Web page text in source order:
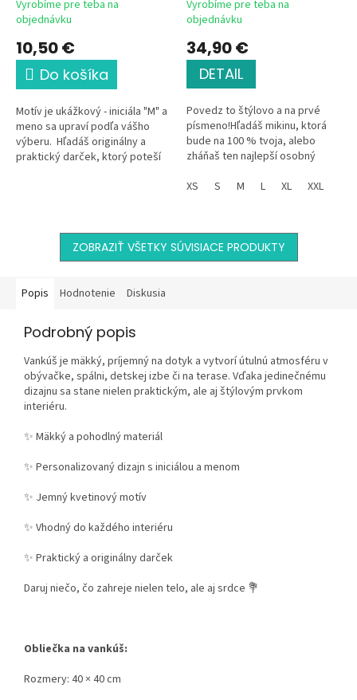
Vyrobíme pre teba na
objednávku
10,50 €
Do košíka
Motív je ukážkový - iniciála "M" a
meno sa upraví podľa vášho
výberu. Hľadáš originálny a
praktický darček, ktorý poteší
Vyrobíme pre teba na
objednávku
34,90 €
DETAIL
Povedz to štýlovo a na prvé
písmeno!Hľadáš mikinu, ktorá
bude na 100 % tvoja, alebo
zháňaš ten najlepší osobný
čierna unisex mikina spája...
XS S M L XL XXL
ZOBRAZIŤ VŠETKY SÚVISIACE PRODUKTY
Popis Hodnotenie Diskusia
Podrobný popis
Vankúš je mäkký, príjemný na dotyk a vytvorí útulnú atmosféru v
obývačke, spálni, detskej izbe či na terase. Vďaka jedinečnému
dizajnu sa stane nielen praktickým, ale aj štýlovým prvkom
interiéru.
✨ Mäkký a pohodlný materiál
✨ Personalizovaný dizajn s iniciálou a menom
✨ Jemný kvetinový motív
✨ Vhodný do každého interiéru
✨ Praktický a originálny darček
Daruj niečo, čo zahreje nielen telo, ale aj srdce 💐
Obliečka na vankúš:
Rozmery: 40 × 40 cm